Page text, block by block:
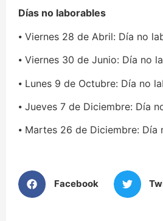
Días no laborables
⦁ Viernes 28 de Abril: Día no
⦁ Viernes 30 de Junio: Día no
⦁ Lunes 9 de Octubre: Día no
⦁ Jueves 7 de Diciembre: Día
⦁ Martes 26 de Diciembre:
Facebook